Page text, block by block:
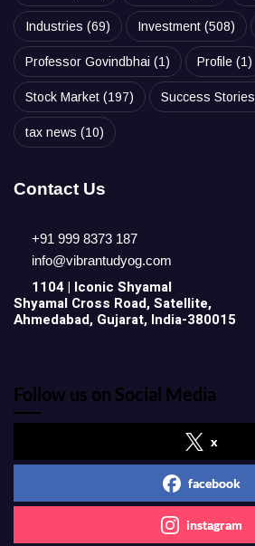
Industries (69) Investment (508)
Professor Govindbhai (1) Profile (1)
Stock Market (197) Success Stories
tax news (10)
Contact Us
+91 999 8373 187
info@vibrantudyog.com
1104 | Iconic Shyamal
Shyamal Cross Road, Satellite,
Ahmedabad, Gujarat, India-380015
Follow us on Social Media
x
facebook
instagram